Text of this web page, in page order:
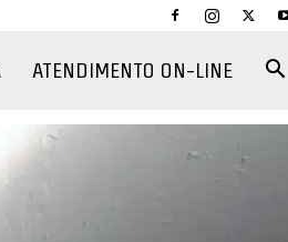
ATENDIMENTO ON-LINE